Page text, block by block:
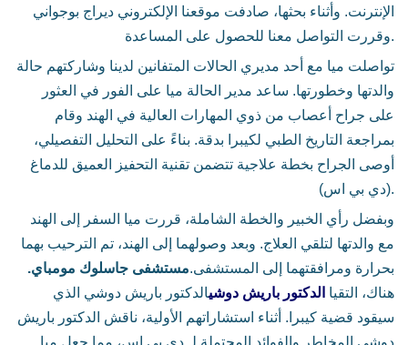
الإنترنت. وأثناء بحثها، صادفت موقعنا الإلكتروني ديراج بوجواني
وقررت التواصل معنا للحصول على المساعدة.
تواصلت ميا مع أحد مديري الحالات المتفانين لدينا وشاركتهم حالة
والدتها وخطورتها. ساعد مدير الحالة ميا على الفور في العثور
على جراح أعصاب من ذوي المهارات العالية في الهند وقام
بمراجعة التاريخ الطبي لكيبرا بدقة. بناءً على التحليل التفصيلي،
أوصى الجراح بخطة علاجية تتضمن تقنية التحفيز العميق للدماغ
(دي بي اس).
وبفضل رأي الخبير والخطة الشاملة، قررت ميا السفر إلى الهند
مع والدتها لتلقي العلاج. وبعد وصولهما إلى الهند، تم الترحيب بهما
بحرارة ومرافقتهما إلى المستشفى.مستشفى جاسلوك مومباي.
هناك، التقيا الدكتور باريش دوشيالدكتور باريش دوشي الذي
سيقود قضية كيبرا. أثناء استشاراتهم الأولية، ناقش الدكتور باريش